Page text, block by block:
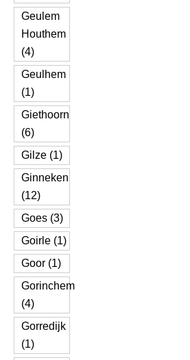
Geulem
Houthem
(4)
Geulhem
(1)
Giethoorn
(6)
Gilze (1)
Ginneken
(12)
Goes (3)
Goirle (1)
Goor (1)
Gorinchem
(4)
Gorredijk
(1)